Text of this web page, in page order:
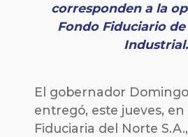
corresponden a la
Fondo Fiduciario
Industrial.
El gobernador
entregó, este jueves, en
Fiduciaria del Norte